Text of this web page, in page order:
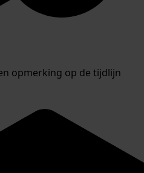
opmerking op de tijdlijn